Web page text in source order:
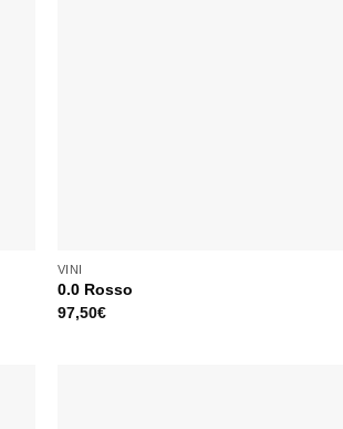
VINI
0.0 Rosso
97,50€